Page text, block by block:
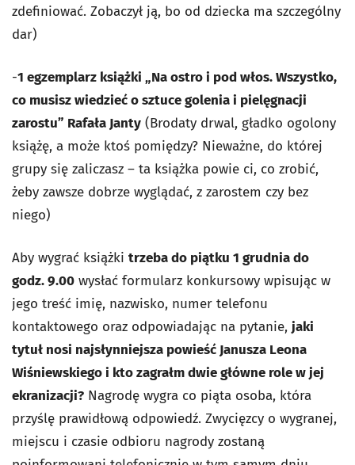
zdefiniować. Zobaczył ją, bo od dziecka ma szczególny
dar)
-1 egzemplarz książki „Na ostro i pod włos. Wszystko,
co musisz wiedzieć o sztuce golenia i pielęgnacji
zarostu” Rafała Janty (Brodaty drwal, gładko ogolony
książę, a może ktoś pomiędzy? Nieważne, do której
grupy się zaliczasz – ta książka powie ci, co zrobić,
żeby zawsze dobrze wyglądać, z zarostem czy bez
niego)
Aby wygrać książki trzeba do piątku 1 grudnia do
godz. 9.00 wysłać formularz konkursowy wpisując w
jego treść imię, nazwisko, numer telefonu
kontaktowego oraz odpowiadając na pytanie, jaki
tytuł nosi najsłynniejsza powieść Janusza Leona
Wiśniewskiego i kto zagrałm dwie główne role w jej
ekranizacji? Nagrodę wygra co piąta osoba, która
przyślę prawidłową odpowiedź. Zwycięzcy o wygranej,
miejscu i czasie odbioru nagrody zostaną